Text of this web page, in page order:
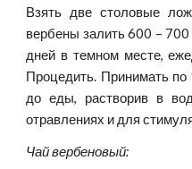
Взять две столовые
вербены залить 600 –
дней в темном месте,
Процедить. Принимать по
до еды, растворив в
отравлениях и для
Чай вербеновый: